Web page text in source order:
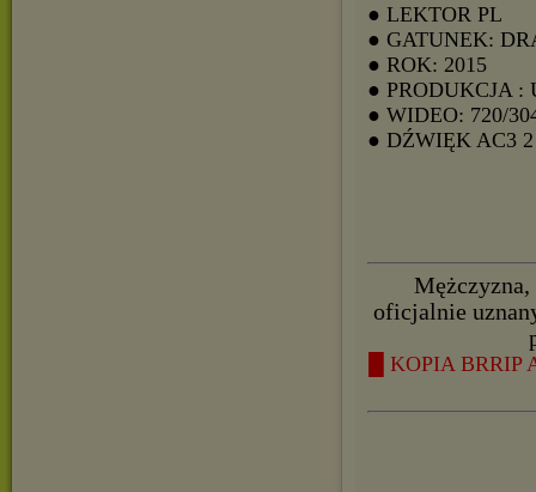
● LEKTOR PL
● GATUNEK:
● ROK: 2015
● PRODUKCJA :
● WIDEO: 720/
● DŹWIĘK AC3
Mężczyzna,
oficjalnie
█ KOPIA